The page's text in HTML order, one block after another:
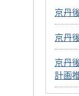
京丹
京丹
京丹
計画